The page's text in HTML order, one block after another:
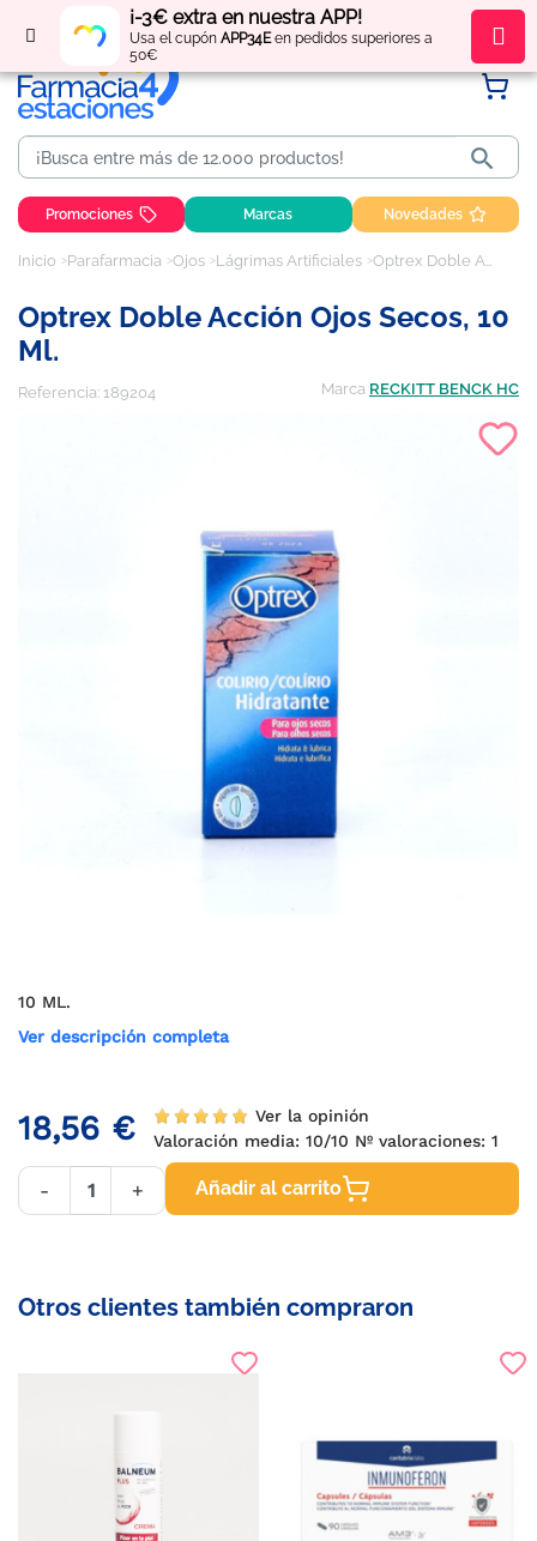
¡-3€ extra en nuestra APP!
Usa el cupón APP34Een pedidos superiores a
50€
Regístratey obténpuntos por tus compras

Promociones Marcas Novedades
Inicio Parafarmacia Ojos Lágrimas Artificiales Optrex Doble Acción Ojos Secos, 10 ml.
Optrex Doble Acción Ojos Secos, 10
Ml.
Referencia: 189204 Marca RECKITT BENCK HC
10 ML.
Ver descripción completa
18,56 €
Ver la opinión
Valoración media: 10/10 Nº valoraciones: 1
- + Añadir al carrito
Otros clientes también compraron